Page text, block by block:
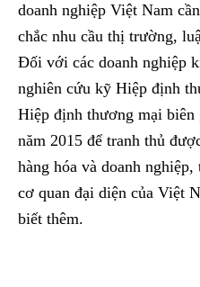
doanh nghiệp Việt Nam
chắc nhu cầu thị trường,
Đối với các doanh nghiệp
nghiên cứu kỹ Hiệp định
Hiệp định thương mại
năm 2015 để tranh thủ
hàng hóa và doanh
cơ quan đại diện của Việt
biết thêm.